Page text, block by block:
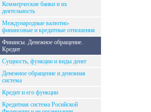
Коммерческие банки и их
деятельность
Международные валютно-
финансовые и кредитные отношения
Финансы. Денежное обращение.
Кредит
Сущность, функции и виды денег
Денежное обращение и денежная
система
Кредит и его функции
Кредитная система Росийской